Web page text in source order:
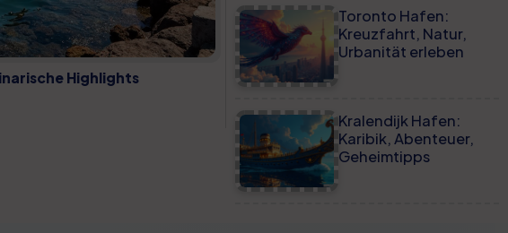
Highlights
Toronto Hafen:
Kreuzfahrt, Natur,
Urbanität erleben
Kralendijk Hafen:
Karibik, Abenteuer,
Geheimtipps